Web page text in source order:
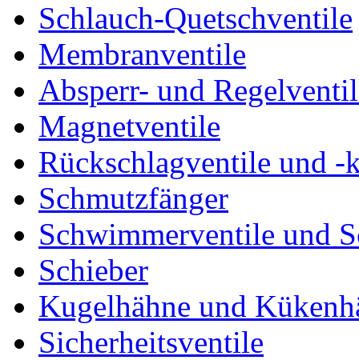
Schlauch-Quetschventile
Membranventile
Absperr- und
Magnetventile
Rückschlagventile und -
Schmutzfänger
Schwimmerventile und
Schieber
Kugelhähne und
Sicherheitsventile